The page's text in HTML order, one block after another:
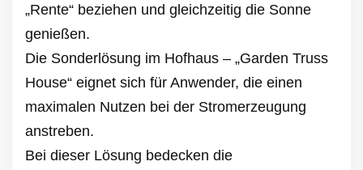
„Rente“ beziehen und gleichzeitig die Sonne
genießen.
Die Sonderlösung im Hofhaus – „Garden Truss
House“ eignet sich für Anwender, die einen
maximalen Nutzen bei der Stromerzeugung
anstreben.
Bei dieser Lösung bedecken die